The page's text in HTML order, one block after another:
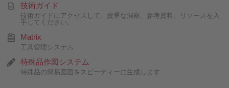
技術ガイド
技術ガイドにアクセスして、貴重な洞察、参考資料、リソースを入
手してください。
Matrix
工具管理システム
特殊品作図システム
特殊品の簡易図面をスピーディーに生成します